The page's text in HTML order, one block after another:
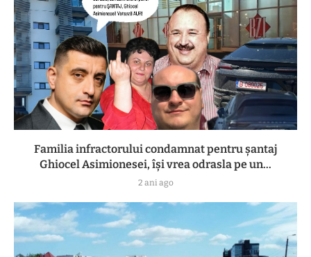
Familia infractorului condamnat pentru șantaj
Ghiocel Asimionesei, își vrea odrasla pe un...
2 ani ago